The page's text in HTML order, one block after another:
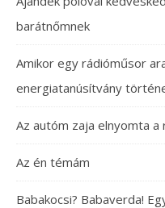
barátnőmnek
Amikor egy rádióműsor
energiatanúsítvány
Az autóm zaja elnyomta a
Az én témám
Babakocsi? Babaverda!